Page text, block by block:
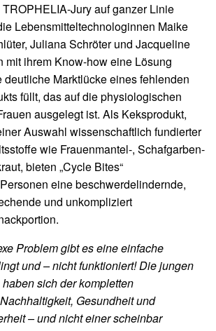
Jury auf ganzer Linie
Lebensmitteltechnologinnen Maike
Juliana Schröter und Jacqueline
mit ihrem Know-how eine Lösung
Marktlücke eines fehlenden
füllt, das auf die physiologischen
ausgelegt ist. Als Keksprodukt,
Auswahl wissenschaftlich fundierter
wie Frauenmantel-, Schafgarben-
bieten „Cycle Bites“
eine beschwerdelindernde,
und unkompliziert
Problem gibt es eine einfache
und – nicht funktioniert! Die jungen
sich der kompletten
Gesundheit und
– und nicht einer scheinbar